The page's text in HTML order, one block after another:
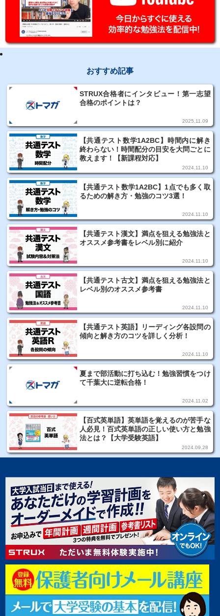
おすすめ記事
STRUX合格者にインタビュー！第一志望
合格のポイントは？
2025.11.09
【共通テスト数学1A2BC】時間内に解き
終わらない！時間配分の目安を大問ごとに
教えます！【新課程対応】
2024.11.10
【共通テスト数学1A2BC】1点でも多く取
るための解き方・勉強のコツ3選！
2024.11.10
【共通テスト漢文】満点を狙える勉強法と
オススメ参考書をレベル別に紹介
2024.11.10
【共通テスト古文】満点を狙える勉強法と
レベル別のオススメ参考書
2024.11.10
【共通テスト英語】リーディング各設問の
傾向と解き方のコツを詳しく分析！
2024.11.10
夏まで部活動に打ち込む！勉強習慣をつけ
て千葉大に逆転合格！
2024.11.02
【百式英単語】英単語を覚えるのが苦手な
人必見！百式英単語の正しい使い方と勉強
法とは？【大学受験英語】
2024.09.28